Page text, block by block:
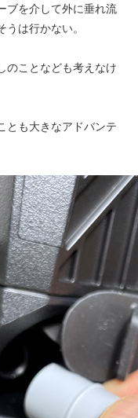
ブを介して外に垂れ流
は行かない。
のことなども考えなけ
とも大きなアドバンテ